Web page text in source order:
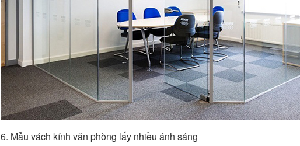
6. Mẫu vách kính văn phòng lấy nhiều ánh sáng